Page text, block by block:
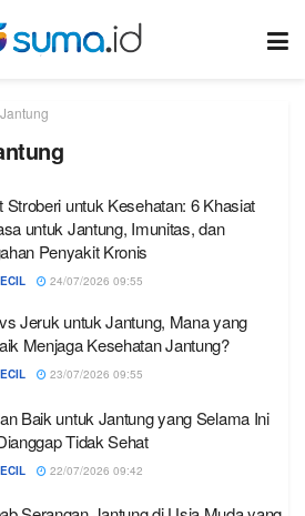
Stroberi untuk Kesehatan: 6 Khasiat
untuk Jantung, Imunitas, dan
Penyakit Kronis
24/07/2026 09:55
Jeruk untuk Jantung, Mana yang
Menjaga Kesehatan Jantung?
23/07/2026 09:55
Baik untuk Jantung yang Selama Ini
Tidak Sehat
22/07/2026 09:42